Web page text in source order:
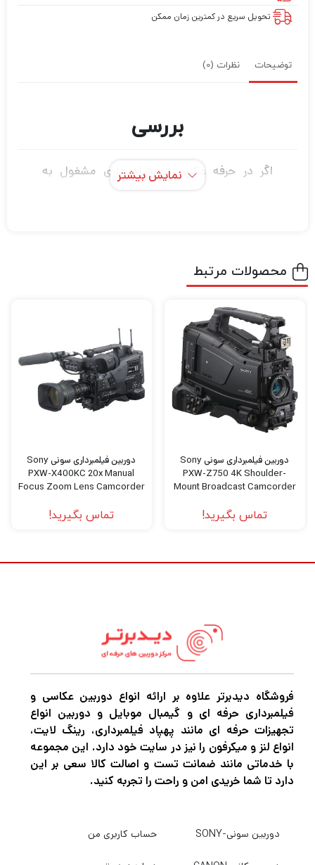
تحویل سریع در کمترین زمان ممکن
توضیحات نظرات (0)
بررسی
اگر در حرفه عکاسی و فیلمبرداری مشغول به
باکیفیت و مجهز برای عکاسی و فیلمبرداری دارید.
اگر میخواهید بهترین دوربین عکاسی و
فیلمبرداری، پهپاد فیلمبرداری، گیمبال دوربین
،گیمبال موبایل و هر نوع تجهیزات آتلیه را با
بهترین کیفیت و قیمت خریداری کنید بهدیدبرتر
سربزنید.
نمایش بیشتر
محصولات مرتبط
دوربین فیلمبرداری سونی Sony
PXW-Z750 4K Shoulder-
Mount Broadcast Camcorder
تماس بگیرید!
دوربین فیلمبرداری سونی Sony
PXW-X400KC 20x Manual
Focus Zoom Lens Camcorder
تماس بگیرید!
فروشگاه دیدبرتر علاوه بر ارائه انواع دوربین عکاسی و
فیلمبرداری حرفه ای و گیمبال موبایل و دوربین انواع
تجهیزات حرفه ای مانند پهپاد فیلمبرداری، رینگ لایت،
انواع لنز و میکرفون را نیز در سایت خود دارد. این مجموعه
با خدماتی مانند ضمانت تست و اصالت کالا سعی بر این
دارد تا شما خریدی امن و راحت را تجربه کنید.
دوربین سونی-SONY حساب کاربری من